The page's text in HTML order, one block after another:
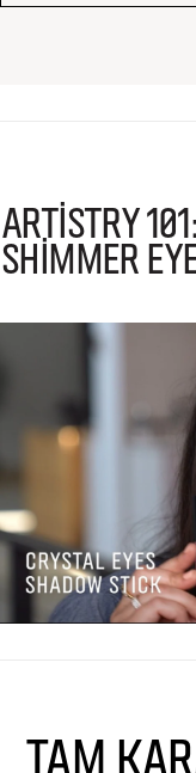
Artistry
Shimmer
TAM